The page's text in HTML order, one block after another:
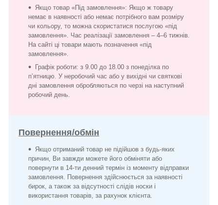
Якщо товар «Під замовлення»: Якщо ж товару
немає в наявності або немає потрібного вам розміру
чи кольору, то можна скористатися послугою «під
замовлення». Час реалізації замовлення – 4–6 тижнів.
На сайті ці товари мають позначення «під
замовлення».
Графік роботи: з 9.00 до 18.00 з понеділка по
п’ятницю. У неробочий час або у вихідні чи святкові
дні замовлення обробляються по черзі на наступний
робочий день.
Повернення/обмін
Якщо отриманий товар не підійшов з будь-яких
причин, Ви завжди можете його обміняти або
повернути в 14-ти денний термін із моменту відправки
замовлення. Повернення здійснюється за наявності
бирок, а також за відсутності слідів носки і
використання товарів, за рахунок клієнта.